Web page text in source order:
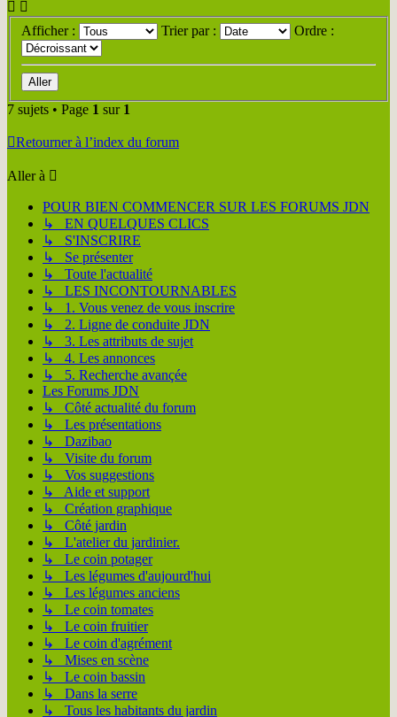
Afficher : Trier par : Ordre :
7 sujets • Page 1 sur 1
Retourner à l’index du forum
Aller à
POUR BIEN COMMENCER SUR LES FORUMS JDN
↳ EN QUELQUES CLICS
↳ S'INSCRIRE
↳ Se présenter
↳ Toute l'actualité
↳ LES INCONTOURNABLES
↳ 1. Vous venez de vous inscrire
↳ 2. Ligne de conduite JDN
↳ 3. Les attributs de sujet
↳ 4. Les annonces
↳ 5. Recherche avançée
Les Forums JDN
↳ Côté actualité du forum
↳ Les présentations
↳ Dazibao
↳ Visite du forum
↳ Vos suggestions
↳ Aide et support
↳ Création graphique
↳ Côté jardin
↳ L'atelier du jardinier.
↳ Le coin potager
↳ Les légumes d'aujourd'hui
↳ Les légumes anciens
↳ Le coin tomates
↳ Le coin fruitier
↳ Le coin d'agrément
↳ Mises en scène
↳ Le coin bassin
↳ Dans la serre
↳ Tous les habitants du jardin